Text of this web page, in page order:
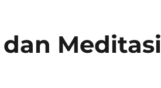
Meditasi